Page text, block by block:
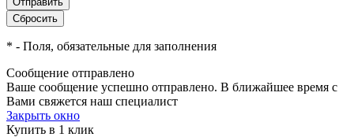
* - Поля, обязательные для заполнения
Сообщение отправлено
Ваше сообщение успешно отправлено. В ближайшее время с
Вами свяжется наш специалист
Закрыть окно
Купить в 1 клик